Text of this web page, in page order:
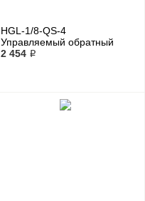
HGL-1/8-QS-4
Управляемый обратный
клапан
2 454 ₽